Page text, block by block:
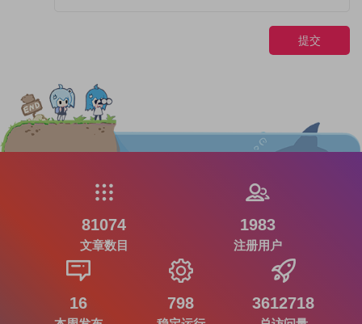
提交
81074
文章数目
1983
注册用户
16 798 3612718